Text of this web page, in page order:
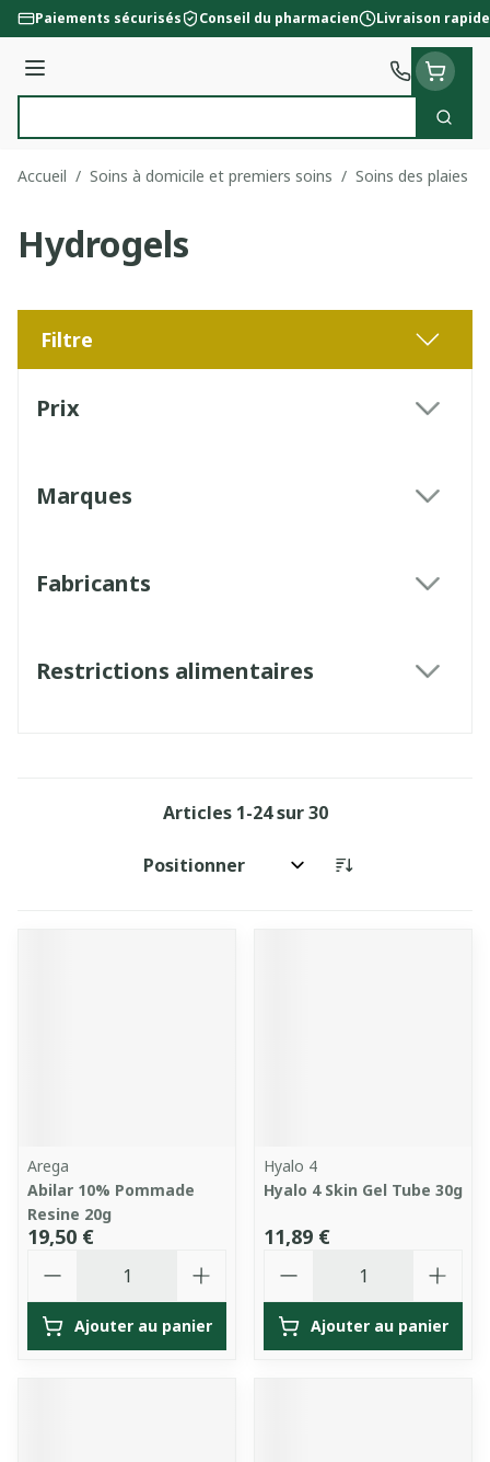
Aller au contenu
Paiements sécurisés Conseil du pharmacien Livraison rapide
Menu
Accueil / Soins à domicile et premiers soins / Soins des plaies
Hydrogels
Filtre
Prix
Marques
Fabricants
Restrictions alimentaires
Articles 1-24sur30
Trier par:
Arega
Abilar 10% Pommade
Resine 20g
19,50 €
Ajouter au panier
Hyalo 4
Hyalo 4 Skin Gel Tube 30g
11,89 €
Ajouter au panier